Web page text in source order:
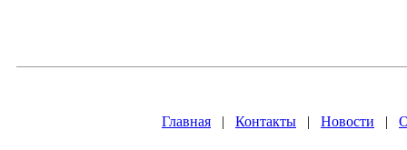
Главная | Контакты | Новости |